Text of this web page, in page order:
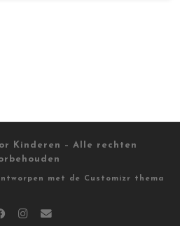
Kinderen
– Alle rechten
met de Customizr thema